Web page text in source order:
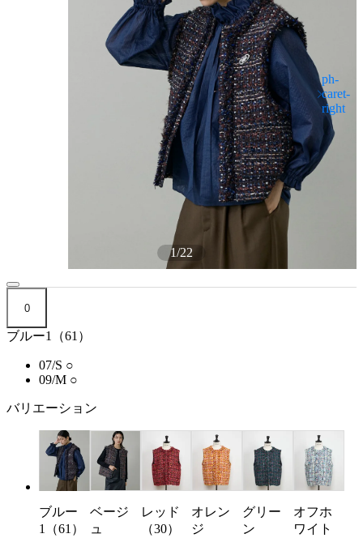
1/22
0
ブルー1（61）
07/S ○
09/M ○
バリエーション
ブルー
1（61）
ベージ
ュ
レッド
（30）
オレン
ジ
グリー
ン
オフホ
ワイト